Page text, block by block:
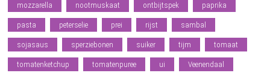
mozzarella nootmuskaat ontbijtspek paprika
pasta peterselie prei rijst sambal
sojasaus sperziebonen suiker tijm tomaat
tomatenketchup tomatenpuree ui Veenendaal